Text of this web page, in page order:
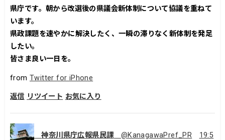
県庁です。朝から改選後の県議会新体制について協議を重ねて
います。
県政課題を速やかに解決したく、一瞬の滞りなく新体制を発足
したい。
皆さま良い一日を。
from Twitter for iPhone
返信 リツイート お気に入り
神奈川県庁広報県民課@KanagawaPref_PR 19:5